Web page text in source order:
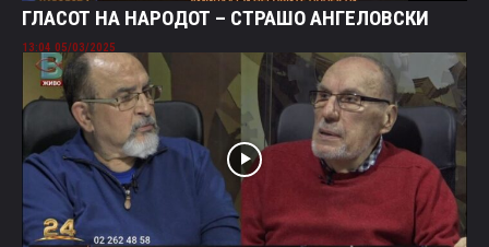
ГЛАСОТ НА НАРОДОТ – СТРАШО АНГЕЛОВСКИ
05/03/2025 13:04